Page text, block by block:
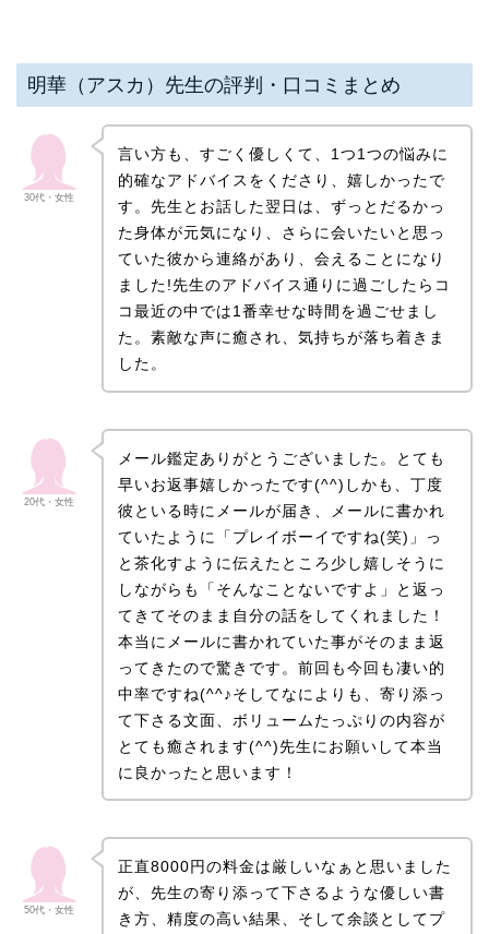
明華（アスカ）先生の評判・口コミまとめ
30代・女性
言い方も、すごく優しくて、1つ1つの悩みに
的確なアドバイスをくださり、嬉しかったで
す。先生とお話した翌日は、ずっとだるかっ
た身体が元気になり、さらに会いたいと思っ
ていた彼から連絡があり、会えることになり
ました!先生のアドバイス通りに過ごしたらコ
コ最近の中では1番幸せな時間を過ごせまし
た。素敵な声に癒され、気持ちが落ち着きま
した。
20代・女性
メール鑑定ありがとうございました。とても
早いお返事嬉しかったです(^^)しかも、丁度
彼といる時にメールが届き、メールに書かれ
ていたように「プレイボーイですね(笑)」っ
と茶化すように伝えたところ少し嬉しそうに
しながらも「そんなことないですよ」と返っ
てきてそのまま自分の話をしてくれました！
本当にメールに書かれていた事がそのまま返
ってきたので驚きです。前回も今回も凄い的
中率ですね(^^♪そしてなによりも、寄り添っ
て下さる文面、ボリュームたっぷりの内容が
とても癒されます(^^)先生にお願いして本当
に良かったと思います！
50代・女性
正直8000円の料金は厳しいなぁと思いました
が、先生の寄り添って下さるような優しい書
き方、精度の高い結果、そして余談としてプ